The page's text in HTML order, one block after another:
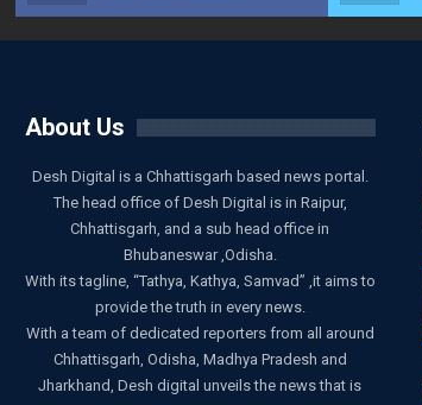
About Us
Desh Digital is a Chhattisgarh based news portal.
The head office of Desh Digital is in Raipur,
Chhattisgarh, and a sub head office in
Bhubaneswar ,Odisha.
With its tagline, “Tathya, Kathya, Samvad” ,it aims to
provide the truth in every news.
With a team of dedicated reporters from all around
Chhattisgarh, Odisha, Madhya Pradesh and
Jharkhand, Desh digital unveils the news that is